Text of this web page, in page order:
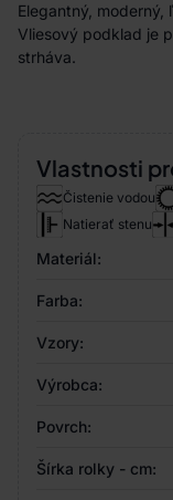
Elegantný,
Vliesový podklad je
strháva.
Vlastnosti
Čistenie vodou
Natierať stenu
Materiál:
Farba:
Vzory:
Výrobca:
Povrch:
Šírka rolky - cm: